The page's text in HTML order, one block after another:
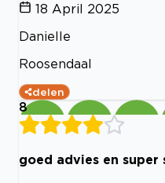
18 April 2025
Danielle
Roosendaal
delen
8
goed advies en super